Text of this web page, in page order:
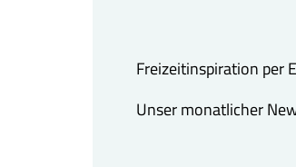
Freizeitinspiration per
Unser monatlicher